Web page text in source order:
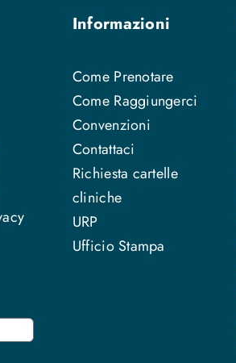
Informazioni
Come Prenotare
Come Raggiungerci
Convenzioni
Contattaci
Richiesta cartelle
cliniche
URP
Ufficio Stampa